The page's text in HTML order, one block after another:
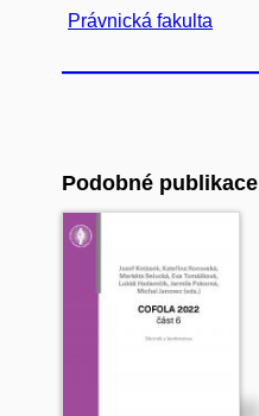
Právnická fakulta
Podobné publikace